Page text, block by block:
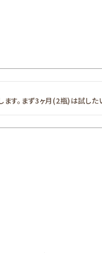
す。まず3ヶ月(2瓶)は試した